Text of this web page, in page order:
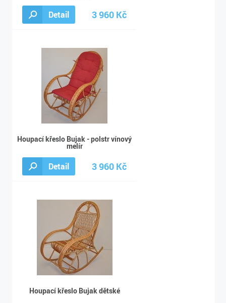
Detail 3 960 Kč
Houpací křeslo Bujak - polstr vínový
melír
Detail 3 960 Kč
Houpací křeslo Bujak dětské